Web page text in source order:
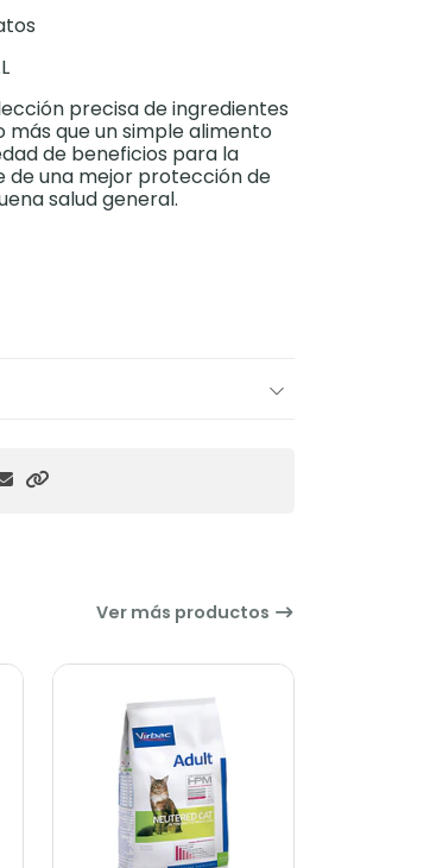
precisa de ingredientes
más que un simple alimento
de beneficios para la
de una mejor protección de
salud general.
Ver más productos